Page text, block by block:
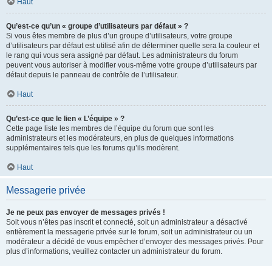
Haut
Qu’est-ce qu’un « groupe d’utilisateurs par défaut » ?
Si vous êtes membre de plus d’un groupe d’utilisateurs, votre groupe
d’utilisateurs par défaut est utilisé afin de déterminer quelle sera la couleur et
le rang qui vous sera assigné par défaut. Les administrateurs du forum
peuvent vous autoriser à modifier vous-même votre groupe d’utilisateurs par
défaut depuis le panneau de contrôle de l’utilisateur.
Haut
Qu’est-ce que le lien « L’équipe » ?
Cette page liste les membres de l’équipe du forum que sont les
administrateurs et les modérateurs, en plus de quelques informations
supplémentaires tels que les forums qu’ils modèrent.
Haut
Messagerie privée
Je ne peux pas envoyer de messages privés !
Soit vous n’êtes pas inscrit et connecté, soit un administrateur a désactivé
entièrement la messagerie privée sur le forum, soit un administrateur ou un
modérateur a décidé de vous empêcher d’envoyer des messages privés. Pour
plus d’informations, veuillez contacter un administrateur du forum.